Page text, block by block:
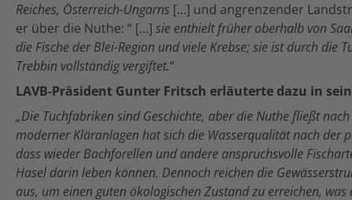
Reiches, Österreich-Ungarns […] und angrenzender
er über die Nuthe: “ […] sie enthielt früher oberhalb von
die Fische der Blei-Region und viele Krebse; sie ist durch die
Trebbin vollständig vergiftet.“
LAVB-Präsident Gunter Fritsch erläuterte dazu in
„Die Tuchfabriken sind Geschichte, aber die Nuthe fließt
moderner Kläranlagen hat sich die Wasserqualität nach der
dass wieder Bachforellen und andere anspruchsvolle
Hasel darin leben können. Dennoch reichen die
aus, um einen guten ökologischen Zustand zu erreichen, was